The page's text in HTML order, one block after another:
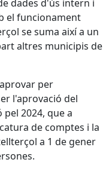
dades d'ús intern i
el funcionament
se suma així a un
altres municipis de
per
l'aprovació del
2024, que a
de comptes i la
a 1 de gener